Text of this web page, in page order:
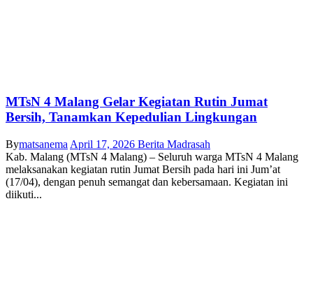
MTsN 4 Malang Gelar Kegiatan Rutin Jumat
Bersih, Tanamkan Kepedulian Lingkungan
Bymatsanema April 17, 2026 Berita Madrasah
Kab. Malang (MTsN 4 Malang) – Seluruh warga MTsN 4 Malang
melaksanakan kegiatan rutin Jumat Bersih pada hari ini Jum’at
(17/04), dengan penuh semangat dan kebersamaan. Kegiatan ini
diikuti...